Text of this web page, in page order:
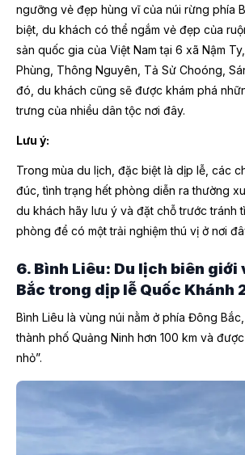
ngưỡng vẻ đẹp hùng vĩ của núi rừng phía
biệt, du khách có thể ngắm vẻ đẹp của
sản quốc gia của Việt Nam tại 6 xã Nậm
Phùng, Thông Nguyên, Tả Sử Choóng,
đó, du khách cũng sẽ được khám phá
trưng của nhiều dân tộc nơi đây.
Lưu ý:
Trong mùa du lịch, đặc biệt là dịp lễ, các
đúc, tình trạng hết phòng diễn ra thường
du khách hãy lưu ý và đặt chỗ trước tránh
phòng để có một trải nghiệm thú vị ở nơi
6. Bình Liêu: Du lịch biên giới
Bắc trong dịp lễ Quốc Khánh
Bình Liêu là vùng núi nằm ở phía Đông
thành phố Quảng Ninh hơn 100 km và
nhỏ”.